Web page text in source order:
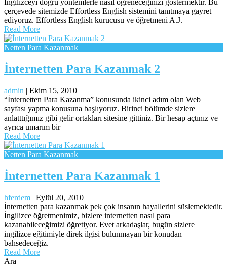
İngilizceyi doğru yöntemlerle nasıl öğreneceğinizi göstermektir. Bu
çerçevede sitemizde Effortless English sistemini tanıtmaya gayret
ediyoruz. Effortless English kurucusu ve öğretmeni A.J.
Read More
Netten Para Kazanmak
İnternetten Para Kazanmak 2
admin | Ekim 15, 2010
“İnternetten Para Kazanma” konusunda ikinci adım olan Web
sayfası yapma konusuna başlıyoruz. Birinci bölümde sizlere
anlatttığımız gibi gelir ortakları sitesine gittiniz. Bir hesap açtınız ve
ayrıca umarım bir
Read More
Netten Para Kazanmak
İnternetten Para Kazanmak 1
hferdem | Eylül 20, 2010
İnternetten para kazanmak pek çok insanın hayallerini süslemektedir.
İngilizce öğretmenimiz, bizlere internetten nasıl para
kazanabileceğimizi öğretiyor. Evet arkadaşlar, bugün sizlere
ingilizce eğitimiyle direk ilgisi bulunmayan bir konudan
bahsedeceğiz.
Read More
Ara